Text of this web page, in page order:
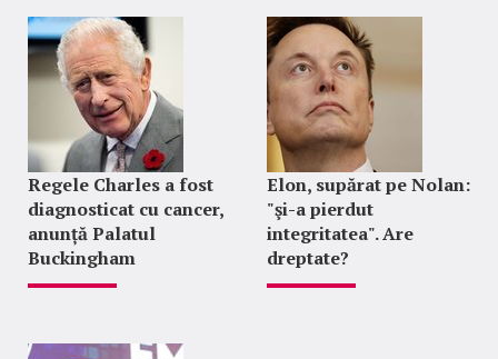
Regele Charles a fost
diagnosticat cu cancer,
anunță Palatul
Buckingham
Elon, supărat pe Nolan:
"şi-a pierdut
integritatea". Are
dreptate?